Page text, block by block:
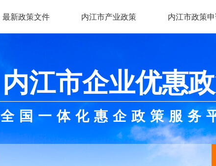
最新政策文件 内江市产业政策 内江市政策
内江市企业优惠
全国一体化惠企政策服务